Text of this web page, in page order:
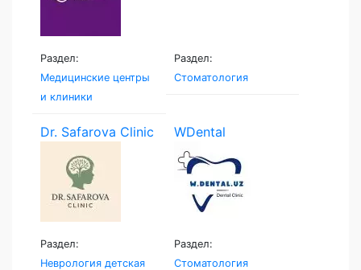
Раздел:
Медицинские центры
и клиники
Раздел:
Стоматология
Dr. Safarova Clinic
Раздел:
Неврология детская
WDental
Раздел:
Стоматология